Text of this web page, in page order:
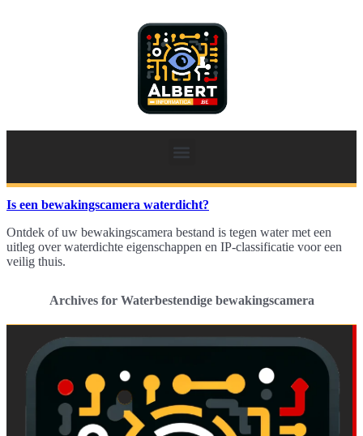
Is een bewakingscamera waterdicht?
Ontdek of uw bewakingscamera bestand is tegen water met een
uitleg over waterdichte eigenschappen en IP-classificatie voor een
veilig thuis.
Archives for Waterbestendige bewakingscamera